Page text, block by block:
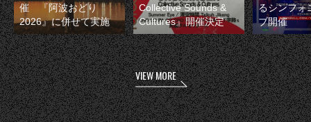
催 『阿波おどり
2026』に併せて実施
Collective Sounds &
Cultures』開催決定
るシンフォ
ブ開催
VIEW MORE